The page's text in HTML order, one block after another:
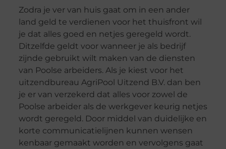
Zodra je ver van huis gaat om in een ander
land geld te verdienen voor het thuisfront wil
je dat alles goed en netjes geregeld wordt.
Ditzelfde geldt voor wanneer je als bedrijf
zijnde gebruikt wilt maken van de diensten
van Poolse arbeiders. Als je kiest voor het
uitzendbureau AgriPool Uitzend B.V. dan ben
je er van verzekerd dat alles voor zowel de
Poolse arbeider als de werkgever keurig netjes
wordt geregeld. Door middel van duidelijke en
korte communicatielijnen kunnen wensen
kenbaar gemaakt worden en vervolgens gaat